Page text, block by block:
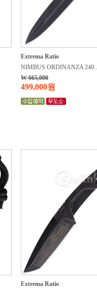
Extrema Ratio
NIMBUS ORDINANZA 240..
W 665,000
499,000원
Extrema Ratio